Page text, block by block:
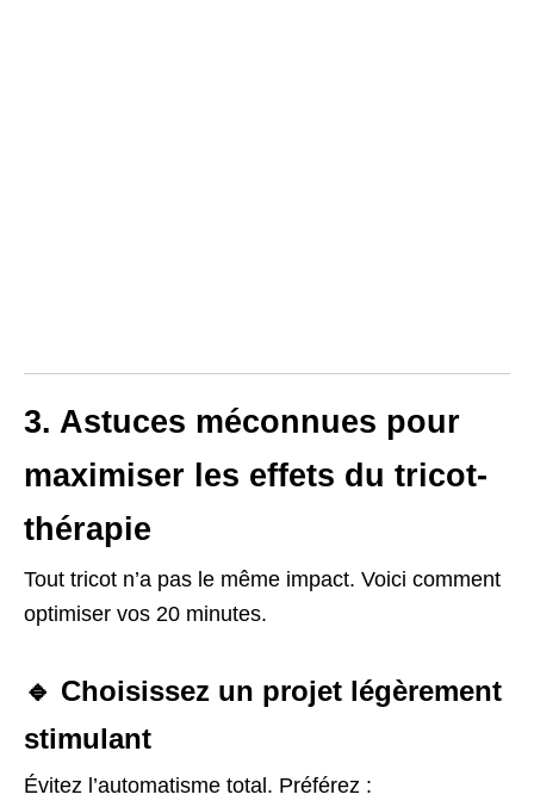
3. Astuces méconnues pour
maximiser les effets du tricot-
thérapie
Tout tricot n’a pas le même impact. Voici comment
optimiser vos 20 minutes.
🔹 Choisissez un projet légèrement
stimulant
Évitez l’automatisme total. Préférez :